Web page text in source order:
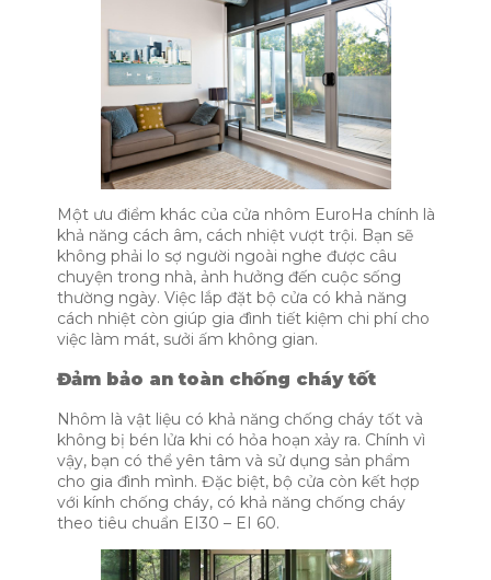
Một ưu điểm khác của cửa nhôm EuroHa chính là
khả năng cách âm, cách nhiệt vượt trội. Bạn sẽ
không phải lo sợ người ngoài nghe được câu
chuyện trong nhà, ảnh hưởng đến cuộc sống
thường ngày. Việc lắp đặt bộ cửa có khả năng
cách nhiệt còn giúp gia đình tiết kiệm chi phí cho
việc làm mát, sưởi ấm không gian.
Đảm bảo an toàn chống cháy tốt
Nhôm là vật liệu có khả năng chống cháy tốt và
không bị bén lửa khi có hỏa hoạn xảy ra. Chính vì
vậy, bạn có thể yên tâm và sử dụng sản phẩm
cho gia đình mình. Đặc biệt, bộ cửa còn kết hợp
với kính chống cháy, có khả năng chống cháy
theo tiêu chuẩn EI30 – EI 60.